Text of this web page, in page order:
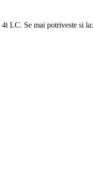
LC. Se mai potriveste si la: